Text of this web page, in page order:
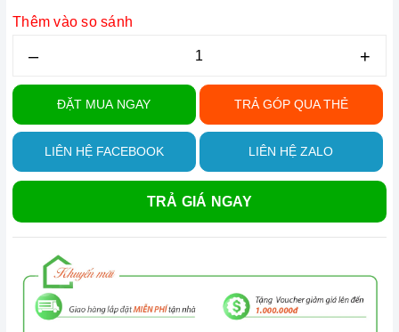
Thêm vào so sánh
– +
ĐẶT MUA NGAY TRẢ GÓP QUA THẺ
LIÊN HỆ FACEBOOK LIÊN HỆ ZALO
TRẢ GIÁ NGAY